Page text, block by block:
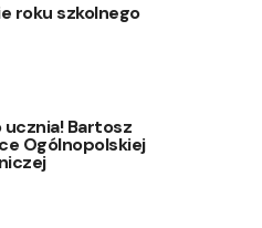
roku szkolnego
Bartosz
Ogólnopolskiej